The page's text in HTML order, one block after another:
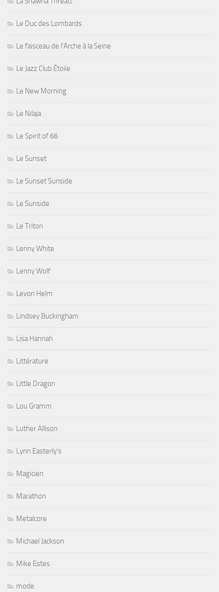
Le Duc des Lombards
Le faisceau de l'Arche à la Seine
Le Jazz Club Étoile
Le New Morning
Le Nilaja
Le Spirit of 66
Le Sunset
Le Sunset Sunside
Le Sunside
Le Triton
Lenny White
Lenny Wolf
Levon Helm
Lindsey Buckingham
Lisa Hannah
Littérature
Little Dragon
Lou Gramm
Luther Allison
Lynn Easterly's
Magicien
Marathon
Metalcore
Michael Jackson
Mike Estes
mode